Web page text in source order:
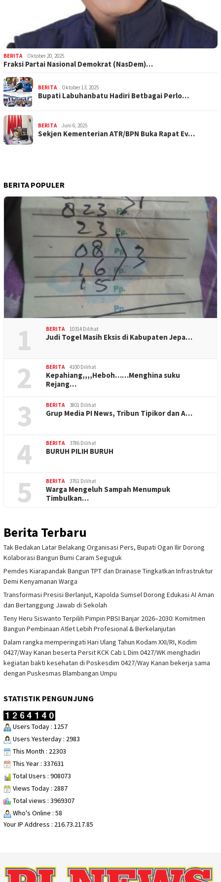
BERITA Oktober 20, 2025
Fraksi Partai Nasional Demokrat (NasDem)…
BERITA Oktober 13, 2025
Bupati Labuhanbatu Hadiri Betbagai Perlo…
BERITA Juni 6, 2025
Sekjen Kementerian ATR/BPN Buka Rapat Ev…
BERITA POPULER
1 BERITA 10314 Dilihat
Judi Togel Masih Eksis di Kabupaten Jepa…
2 BERITA 4100 Dilihat
Kepahiang,,,,Heboh……Menghina suku
Rejang…
3 BERITA 3801 Dilihat
Grup Media PI News, Tribun Tipikor dan A…
4 BERITA 3786 Dilihat
BURUH PILIH BURUH
5 BERITA 3761 Dilihat
Warga Mengeluh Sampah Menumpuk
Timbulkan…
Berita Terbaru
Tak Bedakan Latar Belakang Organisasi Pers, Bupati Ogan Ilir Dorong
Kolaborasi Bangun Bumi Caram Seguguk
Pemdes Kiarapandak Bangun TPT dan Drainase Tingkatkan Infrastruktur
Demi Kenyamanan Warga
Transformasi Presisi Berlanjut, Kapolda Sumsel Dorong Edukasi AI Aman
dan Bertanggung Jawab di Sekolah
Teny Heru Siswanto Terpilih Pimpin PBSI Banjar 2026–2030: Komitmen
Bangun Pembinaan Atlet Lebih Profesional & Berkelanjutan
Dalam rangka memperingati Hari Ulang Tahun Kodam XXI/RI, Kodim
0427/Way Kanan beserta Persit KCK Cab L Dim 0427/WK menghadiri
kegiatan bakti kesehatan di Poskesdim 0427/Way Kanan bekerja sama
dengan Puskesmas Blambangan Umpu
STATISTIK PENGUNJUNG
Users Today : 1257
Users Yesterday : 2983
This Month : 22303
This Year : 337631
Total Users : 908073
Views Today : 2887
Total views : 3969307
Who's Online : 58
Your IP Address : 216.73.217.85